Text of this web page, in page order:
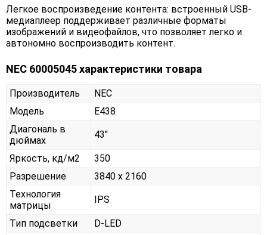
Легкое воспроизведение контента: встроенный USB-
медиаплеер поддерживает различные форматы
изображений и видеофайлов, что позволяет легко и
автономно воспроизводить контент.
NEC 60005045 характеристики товара
Производитель
NEC
Модель
E438
Диагональ в
дюймах
43"
Яркость, кд/м2
350
Разрешение
3840 x 2160
Технология
матрицы
IPS
Тип подсветки
D-LED